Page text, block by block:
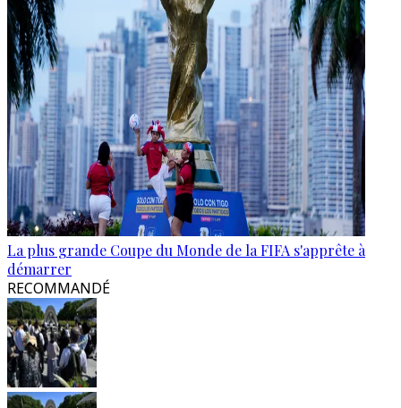
La plus grande Coupe du Monde de la FIFA s'apprête à
démarrer
RECOMMANDÉ